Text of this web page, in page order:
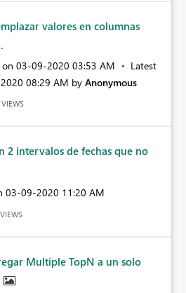
valores en columnas
on ‎03-09-2020 03:53 AM
Latest
08:29 AM by Anonymous
VIEWS
2 intervalos de fechas que no
‎03-09-2020 11:20 AM
VIEWS
Multiple TopN a un solo